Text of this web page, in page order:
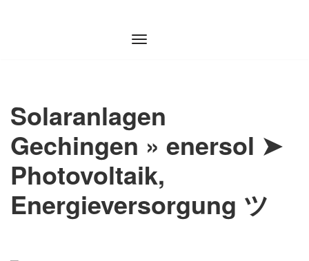
Solaranlagen
Gechingen » enersol ➤
Photovoltaik,
Energieversorgung ツ